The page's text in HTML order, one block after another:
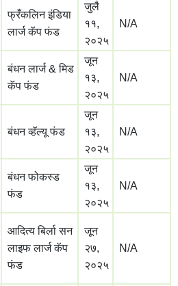
फ्रँकलिन इंडिया
लार्ज कॅप फंड
जुलै
११,
२०२५
N/A
बंधन लार्ज & मिड
कॅप फंड
जून
१३,
२०२५
N/A
बंधन व्हॅल्यू फंड
जून
१३,
२०२५
N/A
बंधन फोकस्ड
फंड
जून
१३,
२०२५
N/A
आदित्य बिर्ला सन
लाइफ लार्ज कॅप
फंड
जून
२७,
२०२५
N/A